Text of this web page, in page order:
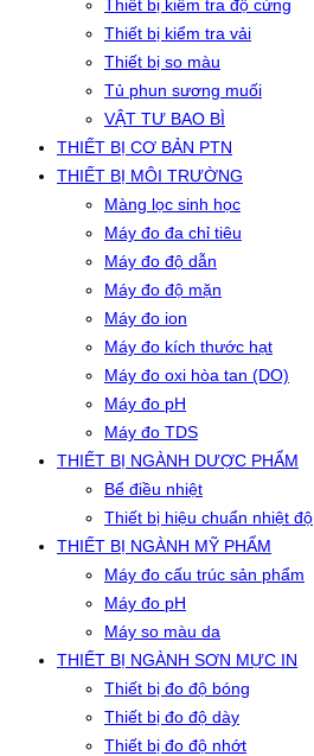
Thiết bị kiểm tra độ cứng
Thiết bị kiểm tra vải
Thiết bị so màu
Tủ phun sương muối
VẬT TƯ BAO BÌ
THIẾT BỊ CƠ BẢN PTN
THIẾT BỊ MÔI TRƯỜNG
Màng lọc sinh học
Máy đo đa chỉ tiêu
Máy đo độ dẫn
Máy đo độ mặn
Máy đo ion
Máy đo kích thước hạt
Máy đo oxi hòa tan (DO)
Máy đo pH
Máy đo TDS
THIẾT BỊ NGÀNH DƯỢC PHẨM
Bể điều nhiệt
Thiết bị hiệu chuẩn nhiệt độ
THIẾT BỊ NGÀNH MỸ PHẨM
Máy đo cấu trúc sản phẩm
Máy đo pH
Máy so màu da
THIẾT BỊ NGÀNH SƠN MỰC IN
Thiết bị đo độ bóng
Thiết bị đo độ dày
Thiết bị đo độ nhớt